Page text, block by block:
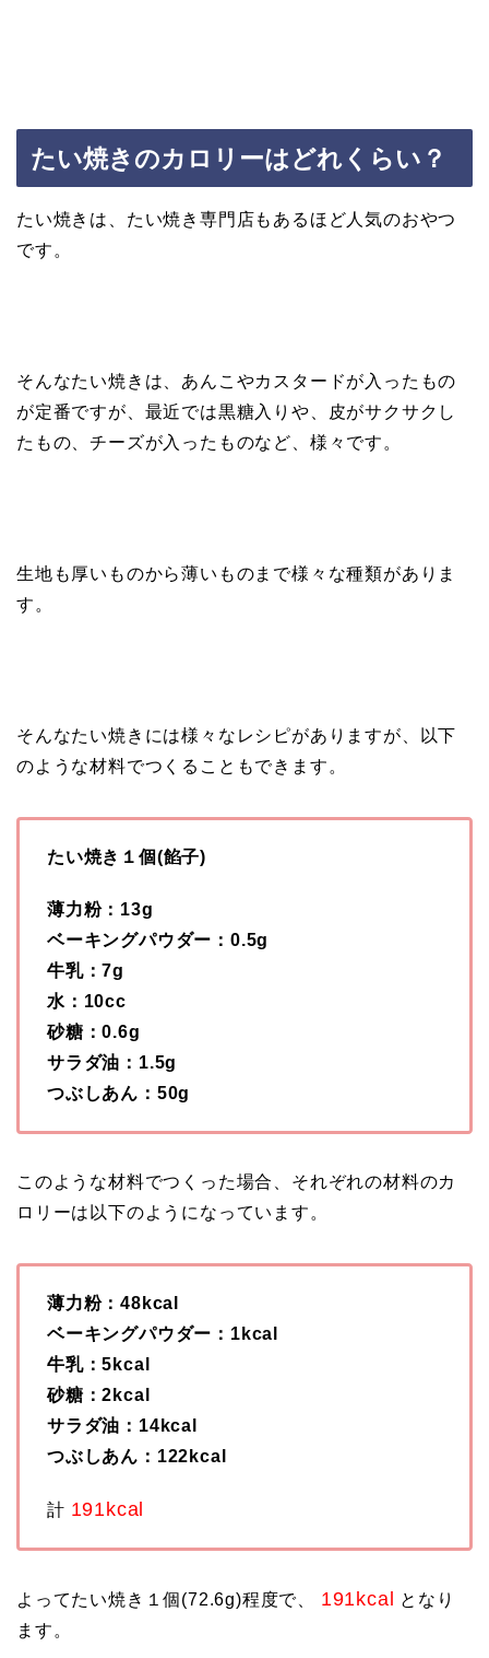
たい焼きのカロリーはどれくらい？
たい焼きは、たい焼き専門店もあるほど人気のおやつ
です。
そんなたい焼きは、あんこやカスタードが入ったもの
が定番ですが、最近では黒糖入りや、皮がサクサクし
たもの、チーズが入ったものなど、様々です。
生地も厚いものから薄いものまで様々な種類がありま
す。
そんなたい焼きには様々なレシピがありますが、以下
のような材料でつくることもできます。
たい焼き１個(餡子)
薄力粉：13g
ベーキングパウダー：0.5g
牛乳：7g
水：10cc
砂糖：0.6g
サラダ油：1.5g
つぶしあん：50g
このような材料でつくった場合、それぞれの材料のカ
ロリーは以下のようになっています。
薄力粉：48kcal
ベーキングパウダー：1kcal
牛乳：5kcal
砂糖：2kcal
サラダ油：14kcal
つぶしあん：122kcal
計 191kcal
よってたい焼き１個(72.6g)程度で、 191kcal
となり
ます。